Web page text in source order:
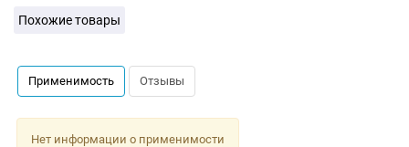
Похожие товары
Применимость Отзывы
Нет информации о применимости